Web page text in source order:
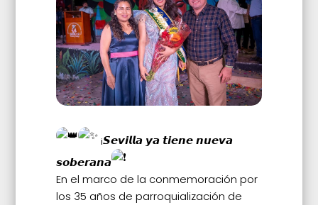
¡𝙎𝙚𝙫𝙞𝙡𝙡𝙖 𝙮𝙖 𝙩𝙞𝙚𝙣𝙚 𝙣𝙪𝙚𝙫𝙖
𝙨𝙤𝙗𝙚𝙧𝙖𝙣𝙖
En el marco de la conmemoración por
los 35 años de parroquialización de